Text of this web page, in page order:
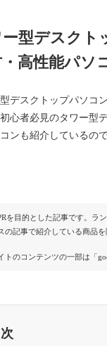
ー型デスクト
高性能パソ
デスクトップパソコ
心者必見のタワー型
ンも紹介しているの
を目的とした記事です。ラ
の記事で紹介している商品
トのコンテンツの一部は「